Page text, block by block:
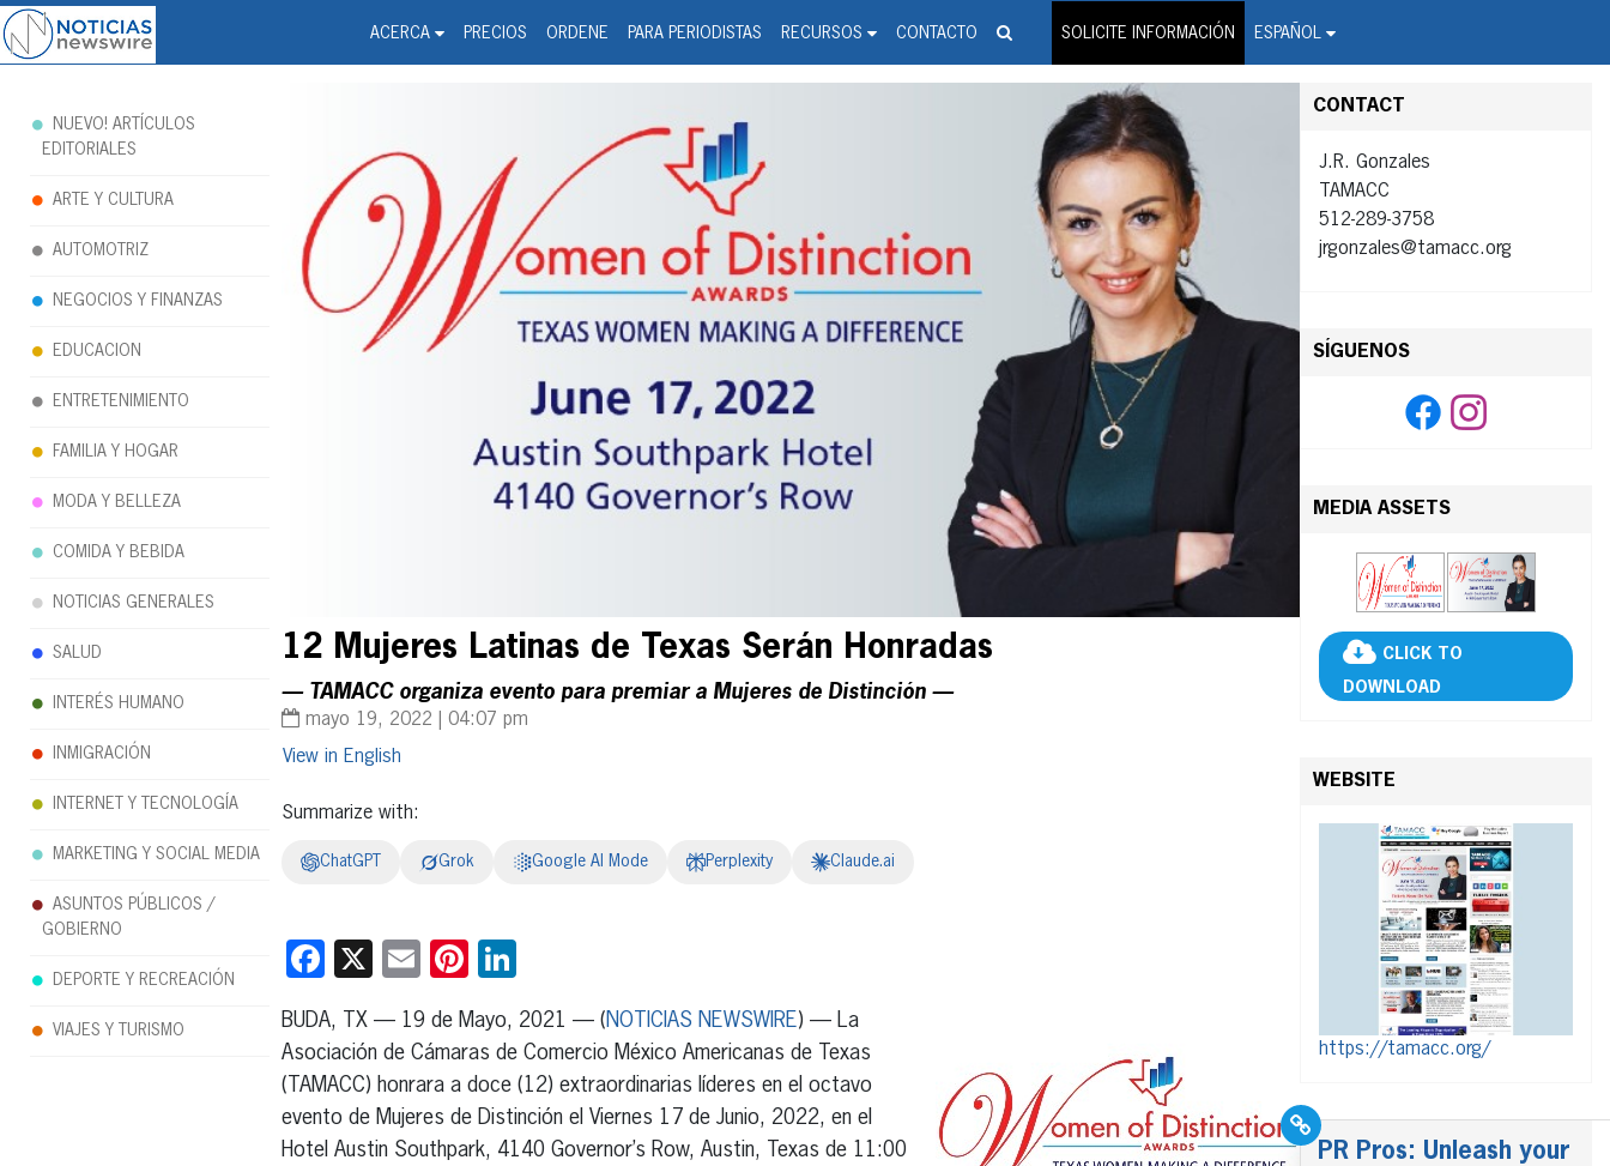
ACERCA PRECIOS ORDENE PARA PERIODISTAS RECURSOS CONTACTO SOLICITE INFORMACIÓN ESPAÑOL
Noticias Newswire - Hispanic Press Release Distribution Wire Service
12 Mujeres Latinas de Texas Serán Honradas
— TAMACC organiza evento para premiar a Mujeres de Distinción —
mayo 19, 2022 | 04:07 pm
English
Summarize with:
ChatGPT Grok Google AI Mode Perplexity Claude.ai
Facebook
X EmailPinterest
BUDA, TX — 19 de Mayo, 2021 — ( NOTICIAS NEWSWIRE) — La
Asociación de Cámaras de Comercio México Americanas de Texas
(TAMACC) honrara a doce (12) extraordinarias líderes en el octavo
evento de Mujeres de Distinción el Viernes 17 de Junio, 2022, en el
Hotel Austin Southpark, 4140 Governor’s Row, Austin, Texas de 11:00
CONTACT
J.R. Gonzales
TAMACC
512-289-3758
jrgonzales@tamacc.org
SÍGUENOS
MEDIA ASSETS
CLICK TO
DOWNLOAD
WEBSITE
https://tamacc.org/
PR Pros: Unleash your
NUEVO! ARTÍCULOS
EDITORIALES
ARTE Y CULTURA
AUTOMOTRIZ
NEGOCIOS Y FINANZAS
EDUCACION
ENTRETENIMIENTO
FAMILIA Y HOGAR
MODA Y BELLEZA
COMIDA Y BEBIDA
NOTICIAS GENERALES
SALUD
INTERÉS HUMANO
INMIGRACIÓN
INTERNET Y TECNOLOGÍA
MARKETING Y SOCIAL MEDIA
ASUNTOS PÚBLICOS /
GOBIERNO
DEPORTE Y RECREACIÓN
VIAJES Y TURISMO